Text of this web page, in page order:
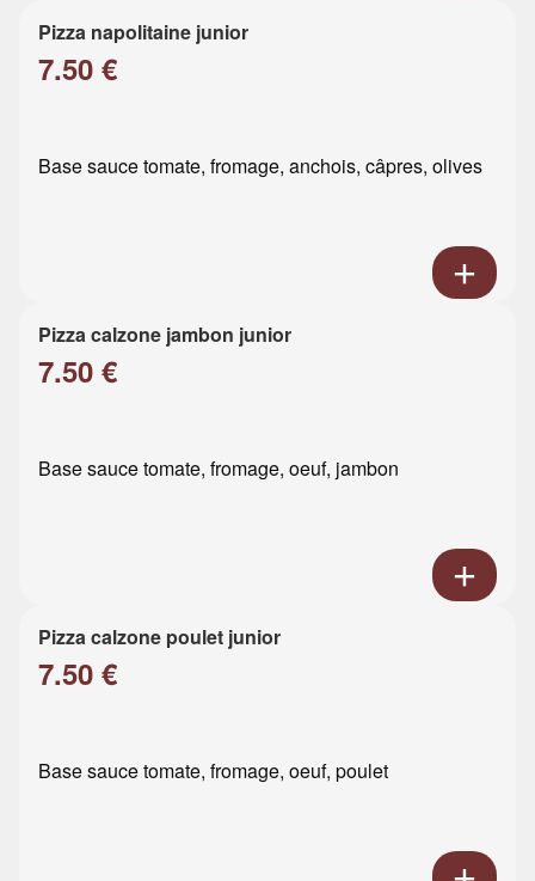
Pizza napolitaine junior
7.50 €
Base sauce tomate, fromage, anchois, câpres, olives
Pizza calzone jambon junior
7.50 €
Base sauce tomate, fromage, oeuf, jambon
Pizza calzone poulet junior
7.50 €
Base sauce tomate, fromage, oeuf, poulet